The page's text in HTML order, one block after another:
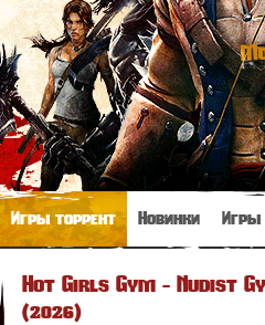
Игры торрент Новинки Игры
Hot Girls Gym - Nudist
(2026)